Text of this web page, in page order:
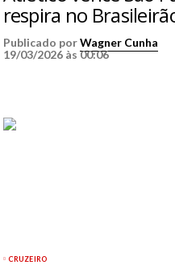
respira no
Publicado porWagner Cunha
19/03/2026 às 00:06
CRUZEIRO